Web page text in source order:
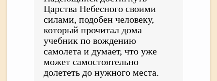
Царства Небесного своими
силами, подобен человеку,
который прочитал дома
учебник по вождению
самолета и думает, что уже
может самостоятельно
долететь до нужного места.